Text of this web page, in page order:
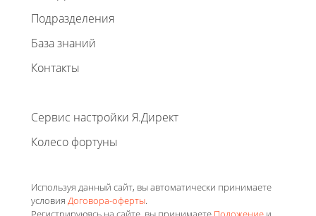
Подразделения
База знаний
Контакты
Сервис настройки Я.Директ
Колесо фортуны
Используя данный сайт, вы автоматически принимаете
условия Договора-оферты.